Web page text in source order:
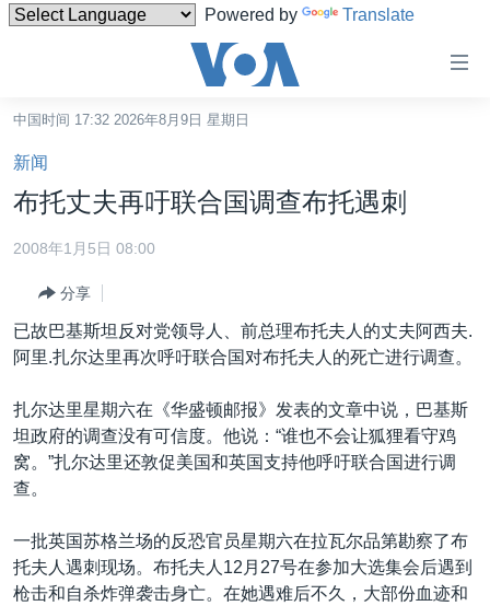
Powered by Translate
碍
链
接
转
容
跳
转
航
跳
索
中国
港澳
国际
印太
中东
欧洲
非洲
美洲
经济·金融·贸易
人权·法律·宗教
科教·文娱·体健
军事
劳工
美中关系
热点专题
白宫要闻
国会报道
美中关系
VOA视频
VOA今日焦点
中文广播
中国时间 17:32 2026年8月9日 星期日
新闻
布托丈夫再吁联合国调查布托遇刺
2008年1月5日 08:00
分享
已故巴基斯坦反对党领导人、前总理布托夫人的丈夫阿西夫.
阿里.扎尔达里再次呼吁联合国对布托夫人的死亡进行调查。
扎尔达里星期六在《华盛顿邮报》发表的文章中说，巴基斯
坦政府的调查没有可信度。他说：“谁也不会让狐狸看守鸡
窝。”扎尔达里还敦促美国和英国支持他呼吁联合国进行调
查。
一批英国苏格兰场的反恐官员星期六在拉瓦尔品第勘察了布
托夫人遇刺现场。布托夫人12月27号在参加大选集会后遇到
枪击和自杀炸弹袭击身亡。在她遇难后不久，大部份血迹和